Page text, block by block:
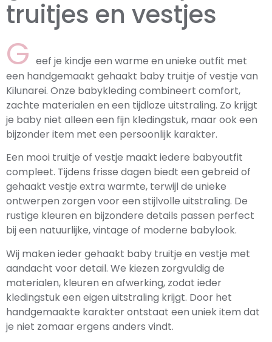
truitjes en vestjes
G eef je kindje een warme en unieke outfit met
een handgemaakt gehaakt baby truitje of vestje van
Kilunarei. Onze babykleding combineert comfort,
zachte materialen en een tijdloze uitstraling. Zo krijgt
je baby niet alleen een fijn kledingstuk, maar ook een
bijzonder item met een persoonlijk karakter.
Een mooi truitje of vestje maakt iedere babyoutfit
compleet. Tijdens frisse dagen biedt een gebreid of
gehaakt vestje extra warmte, terwijl de unieke
ontwerpen zorgen voor een stijlvolle uitstraling. De
rustige kleuren en bijzondere details passen perfect
bij een natuurlijke, vintage of moderne babylook.
Wij maken ieder gehaakt baby truitje en vestje met
aandacht voor detail. We kiezen zorgvuldig de
materialen, kleuren en afwerking, zodat ieder
kledingstuk een eigen uitstraling krijgt. Door het
handgemaakte karakter ontstaat een uniek item dat
je niet zomaar ergens anders vindt.